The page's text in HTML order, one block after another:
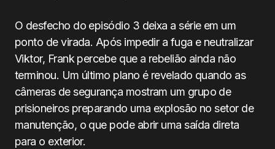
O desfecho do episódio 3 deixa a série em um
ponto de virada. Após impedir a fuga e neutralizar
Viktor, Frank percebe que a rebelião ainda não
terminou. Um último plano é revelado quando as
câmeras de segurança mostram um grupo de
prisioneiros preparando uma explosão no setor de
manutenção, o que pode abrir uma saída direta
para o exterior.